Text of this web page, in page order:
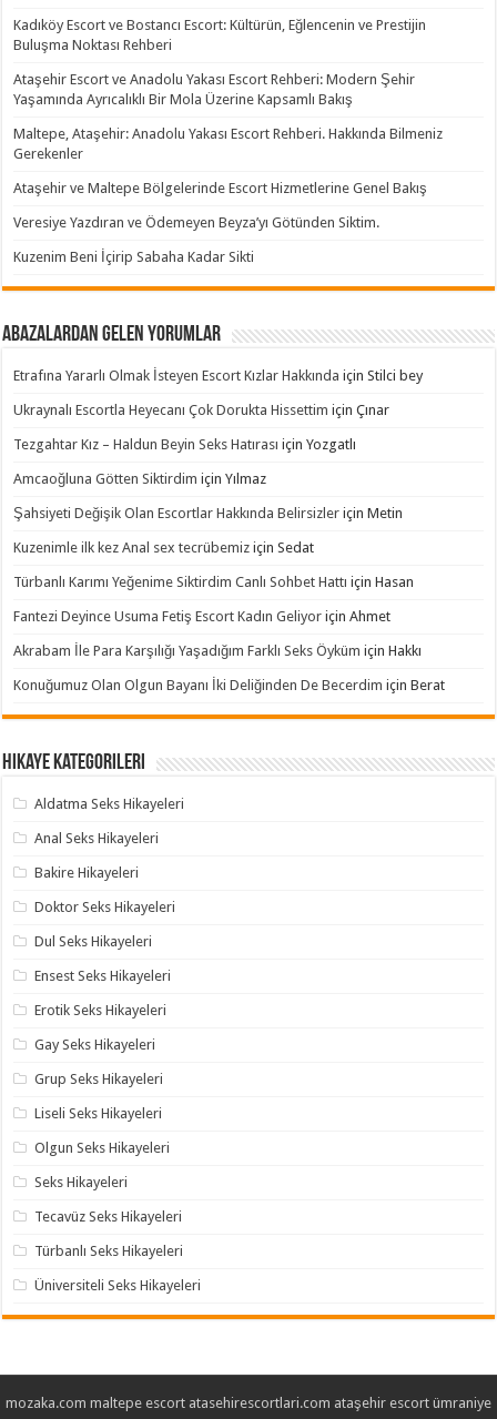
Kadıköy Escort ve Bostancı Escort: Kültürün, Eğlencenin ve Prestijin
Buluşma Noktası Rehberi
Ataşehir Escort ve Anadolu Yakası Escort Rehberi: Modern Şehir
Yaşamında Ayrıcalıklı Bir Mola Üzerine Kapsamlı Bakış
Maltepe, Ataşehir: Anadolu Yakası Escort Rehberi. Hakkında Bilmeniz
Gerekenler
Ataşehir ve Maltepe Bölgelerinde Escort Hizmetlerine Genel Bakış
Veresiye Yazdıran ve Ödemeyen Beyza’yı Götünden Siktim.
Kuzenim Beni İçirip Sabaha Kadar Sikti
Abazalardan Gelen Yorumlar
Etrafına Yararlı Olmak İsteyen Escort Kızlar Hakkında içinStilci bey
Ukraynalı Escortla Heyecanı Çok Dorukta Hissettim içinÇınar
Tezgahtar Kız – Haldun Beyin Seks Hatırası içinYozgatlı
Amcaoğluna Götten Siktirdim içinYılmaz
Şahsiyeti Değişik Olan Escortlar Hakkında Belirsizler içinMetin
Kuzenimle ilk kez Anal sex tecrübemiz içinSedat
Türbanlı Karımı Yeğenime Siktirdim Canlı Sohbet Hattı içinHasan
Fantezi Deyince Usuma Fetiş Escort Kadın Geliyor içinAhmet
Akrabam İle Para Karşılığı Yaşadığım Farklı Seks Öyküm içinHakkı
Konuğumuz Olan Olgun Bayanı İki Deliğinden De Becerdim içinBerat
Hikaye Kategorileri
Aldatma Seks Hikayeleri
Anal Seks Hikayeleri
Bakire Hikayeleri
Doktor Seks Hikayeleri
Dul Seks Hikayeleri
Ensest Seks Hikayeleri
Erotik Seks Hikayeleri
Gay Seks Hikayeleri
Grup Seks Hikayeleri
Liseli Seks Hikayeleri
Olgun Seks Hikayeleri
Seks Hikayeleri
Tecavüz Seks Hikayeleri
Türbanlı Seks Hikayeleri
Üniversiteli Seks Hikayeleri
mozaka.com maltepe escort atasehirescortlari.com ataşehir escort ümraniye